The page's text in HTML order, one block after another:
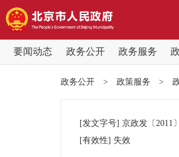
要闻动态 政务公开 政务服务
党中央精神
政务公开 > 政策服务 >
[发文字号] 京政发 〔2011〕
[有效性] 失效